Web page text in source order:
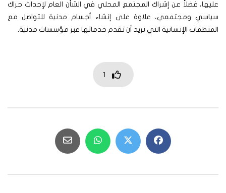
عليها، فضلاً عن إشراك المجتمع المحلي في الشأن العام لإحداث حراك
سياسي ومجتمعي، علاوة على إنشاء أجسام مدنية للتواصل مع
المنظمات الإنسانية التي تريد أن تقدم خدماتها عبر مؤسسات مدنية.
1